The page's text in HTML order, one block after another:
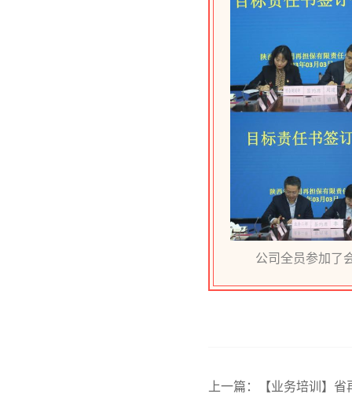
公司全员参加了
上一篇：
【业务培训】